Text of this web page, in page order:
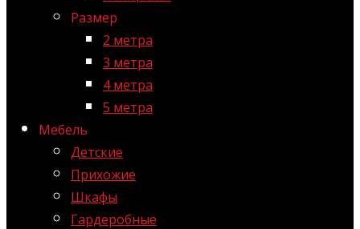
Размер
2 метра
3 метра
4 метра
5 метра
Мебель
Детские
Прихожие
Шкафы
Гардеробные